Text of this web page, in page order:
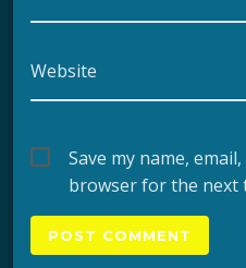
Website
Save my name,
browser for the next